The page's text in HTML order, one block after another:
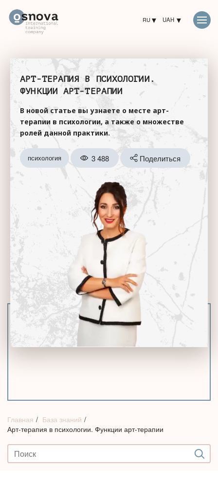
RU UAH
АРТ-ТЕРАПИЯ В ПСИХОЛОГИИ.
ФУНКЦИИ АРТ-ТЕРАПИИ
В новой статье вы узнаете о месте арт-
терапии в психологии, а также о множестве
ролей данной практики.
психология 3 488 Поделиться
Главная
База знаний
Арт-терапия в психологии. Функции арт-терапии